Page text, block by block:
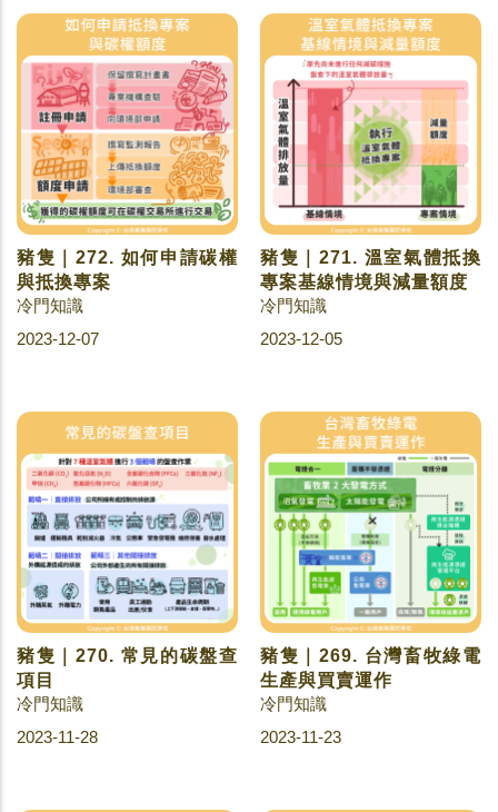
豬隻｜272. 如何申請碳權
與抵換專案
冷門知識
2023-12-07
豬隻｜271. 溫室氣體抵換
專案基線情境與減量額度
冷門知識
2023-12-05
豬隻｜270. 常見的碳盤查
項目
冷門知識
2023-11-28
豬隻｜269. 台灣畜牧綠電
生產與買賣運作
冷門知識
2023-11-23